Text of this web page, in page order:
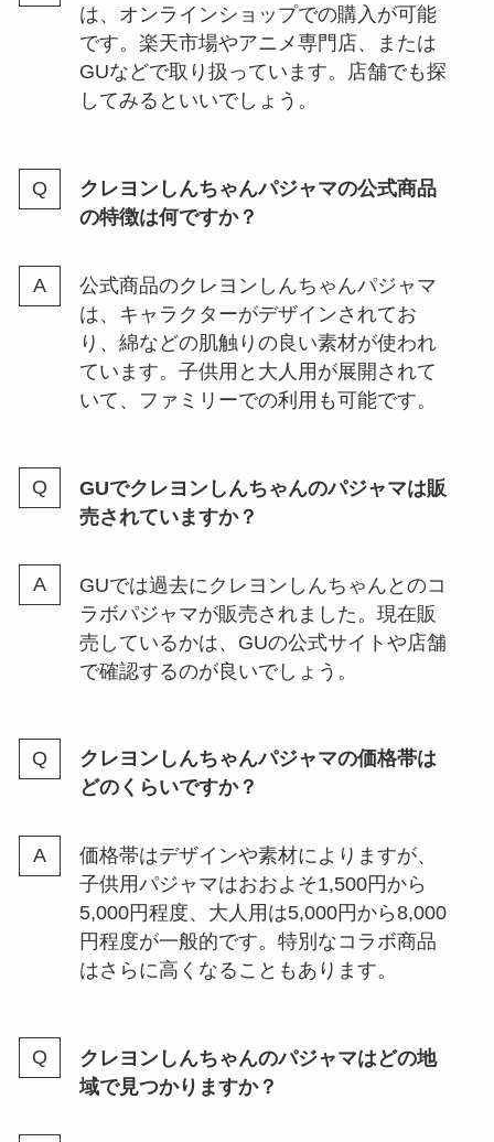
は、オンラインショップでの購入が可能
です。楽天市場やアニメ専門店、または
GUなどで取り扱っています。店舗でも探
してみるといいでしょう。
クレヨンしんちゃんパジャマの公式商品
の特徴は何ですか？
公式商品のクレヨンしんちゃんパジャマ
は、キャラクターがデザインされてお
り、綿などの肌触りの良い素材が使われ
ています。子供用と大人用が展開されて
いて、ファミリーでの利用も可能です。
GUでクレヨンしんちゃんのパジャマは販
売されていますか？
GUでは過去にクレヨンしんちゃんとのコ
ラボパジャマが販売されました。現在販
売しているかは、GUの公式サイトや店舗
で確認するのが良いでしょう。
クレヨンしんちゃんパジャマの価格帯は
どのくらいですか？
価格帯はデザインや素材によりますが、
子供用パジャマはおおよそ1,500円から
5,000円程度、大人用は5,000円から8,000
円程度が一般的です。特別なコラボ商品
はさらに高くなることもあります。
クレヨンしんちゃんのパジャマはどの地
域で見つかりますか？